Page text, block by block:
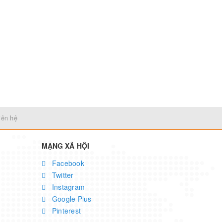
hệ
MẠNG XÃ HỘI
Facebook
Twitter
Instagram
Google Plus
Pinterest